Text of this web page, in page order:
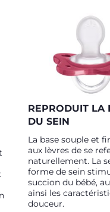
REPRODUIT LA
DU SEIN
La base souple et
aux lèvres de se
naturellement. La
forme de sein
succion du bébé,
ainsi les
douceur.